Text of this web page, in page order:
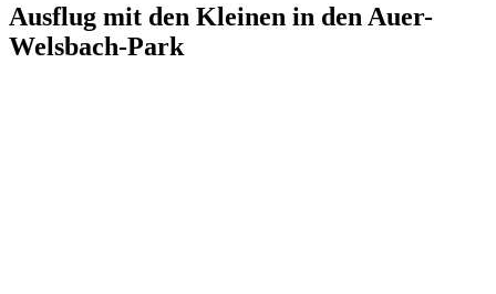
Ausflug mit den Kleinen in den Auer-
Welsbach-Park